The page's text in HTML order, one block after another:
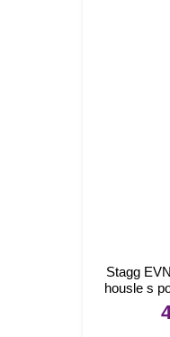
Stagg
housle s